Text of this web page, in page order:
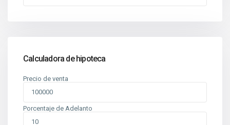
Calculadora de hipoteca
Precio de venta
Porcentaje de Adelanto